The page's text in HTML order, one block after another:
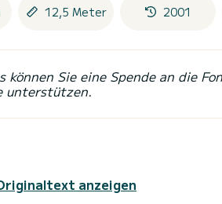
12,5 Meter 2001
können Sie eine Spende an die
unterstützen.
anzeigen